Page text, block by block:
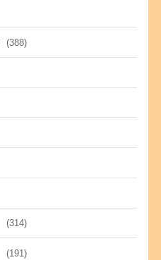
(388)
(314)
(191)